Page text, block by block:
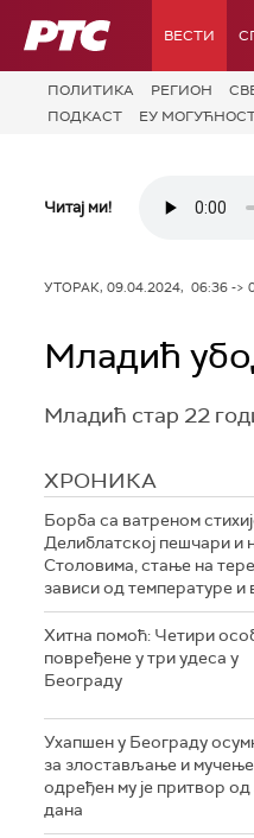
РТС ВЕСТИ
ПОЛИТИКА РЕГИОН
ПОДКАСТ
ЕУ
Читај ми!
УТОРАК, 09.04.2024, 06:36 ->
Младић
Младић стар 22
ХРОНИКА
Борба са ватреном
Делиблатској пешчари и
Столовима, стање на
зависи од температуре и
Хитна помоћ: Четири
повређене у три удеса у
Београду
Ухапшен у Београду
за злостављање и
одређен му је притвор
дана